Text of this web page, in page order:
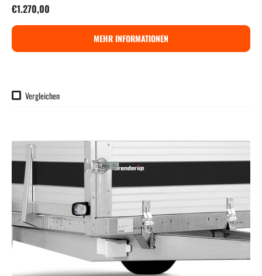
Normaler Preis
€1.270,00
MEHR INFORMATIONEN
Vergleichen